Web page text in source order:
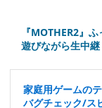
『MOTHER2』
遊びながら生中継
家庭用ゲームの
バグチェック/ス